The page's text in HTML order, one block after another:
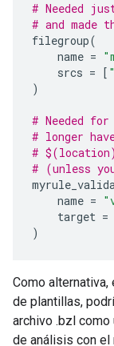
# Needed
# and
filegroup(
name =
srcs = [
)
# Needed
# longer
#
# (unless
name =
target =
)
Como alternativa,
de plantillas,
archivo .bzl como
de análisis con el